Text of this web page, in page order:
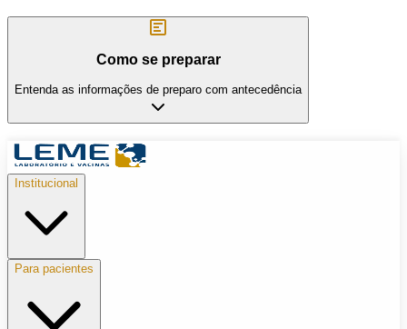
Como se preparar
Entenda as informações de preparo com antecedência
Institucional
Para pacientes